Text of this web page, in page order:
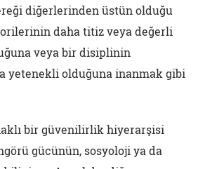
diğerlerinden üstün olduğu
daha titiz veya değerli
veya bir disiplinin
yetenekli olduğuna inanmak gibi
bir güvenilirlik hiyerarşisi
gücünün, sosyoloji ya da